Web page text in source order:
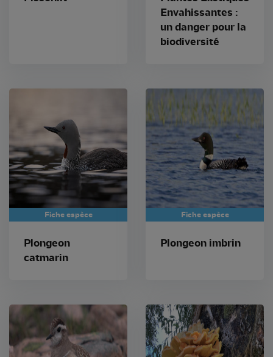
Envahissantes :
un danger pour la
biodiversité
Fiche espèce
Plongeon
catmarin
Fiche espèce
Plongeon imbrin